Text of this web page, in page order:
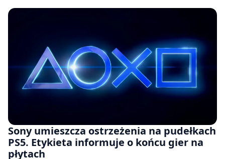
Sony umieszcza ostrzeżenia na pudełkach
PS5. Etykieta informuje o końcu gier na
płytach